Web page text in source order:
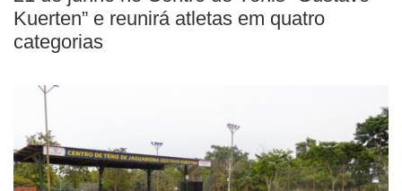
Kuerten” e reunirá atletas em quatro
categorias